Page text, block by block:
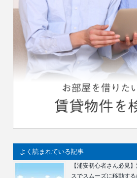
よく読まれている記事
【浦安初心者さん必見
スでスムーズに移動する